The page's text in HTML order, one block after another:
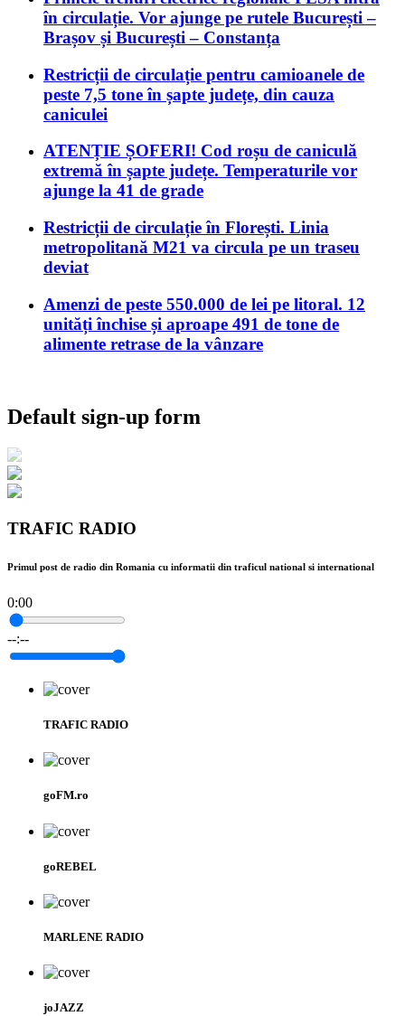
în circulație. Vor ajunge pe rutele București –
Brașov și București – Constanța
Restricții de circulație pentru camioanele de
peste 7,5 tone în șapte județe, din cauza
caniculei
ATENȚIE ȘOFERI! Cod roșu de caniculă
extremă în șapte județe. Temperaturile vor
ajunge la 41 de grade
Restricții de circulație în Florești. Linia
metropolitană M21 va circula pe un traseu
deviat
Amenzi de peste 550.000 de lei pe litoral. 12
unități închise și aproape 491 de tone de
alimente retrase de la vânzare
Default sign-up form
TRAFIC RADIO
Primul post de radio din Romania cu informatii din traficul national si international
0:00
--:--
TRAFIC RADIO
goFM.ro
goREBEL
MARLENE RADIO
joJAZZ